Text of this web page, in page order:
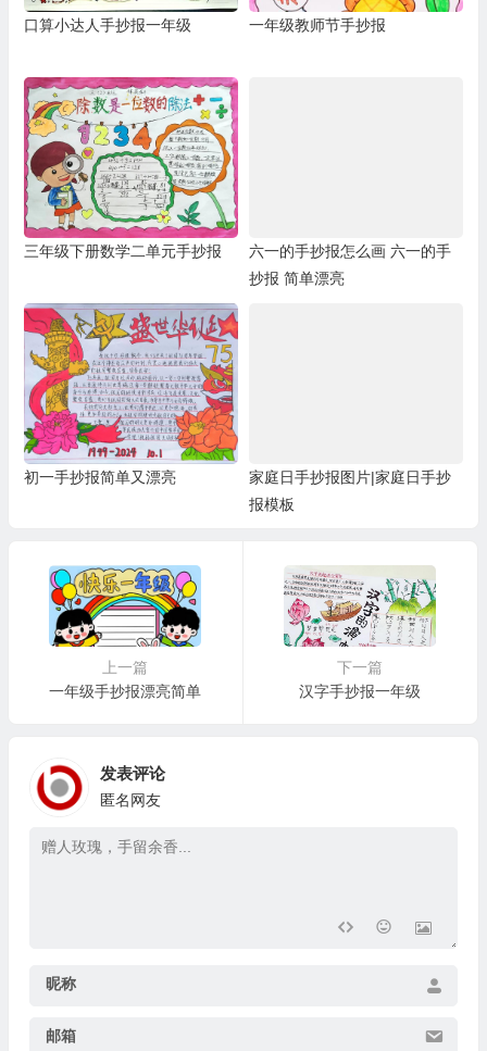
口算小达人手抄报一年级 一年级教师节手抄报
三年级下册数学二单元手抄报
六一的手抄报怎么画 六一的手
抄报 简单漂亮
初一手抄报简单又漂亮
家庭日手抄报图片|家庭日手抄
报模板
上一篇
一年级手抄报漂亮简单
下一篇
汉字手抄报一年级
发表评论
匿名网友
昵称
邮箱